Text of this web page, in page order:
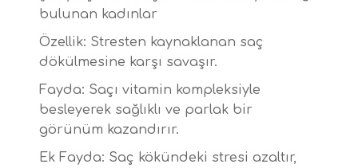
bulunan kadınlar
Özellik: Stresten kaynaklanan saç
dökülmesine karşı savaşır.
Fayda: Saçı vitamin kompleksiyle
besleyerek sağlıklı ve parlak bir
görünüm kazandırır.
Ek Fayda: Saç kökündeki stresi azaltır,